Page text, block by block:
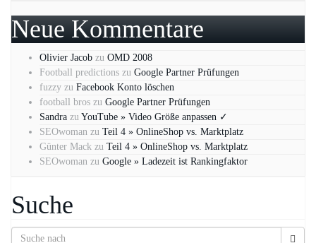
Neue Kommentare
Olivier Jacob zu OMD 2008
Football predictions zu Google Partner Prüfungen
fuzzy zu Facebook Konto löschen
football bros zu Google Partner Prüfungen
Sandra zu YouTube » Video Größe anpassen ✓
SEOwoman zu Teil 4 » OnlineShop vs. Marktplatz
Günter Mack zu Teil 4 » OnlineShop vs. Marktplatz
SEOwoman zu Google » Ladezeit ist Rankingfaktor
Suche